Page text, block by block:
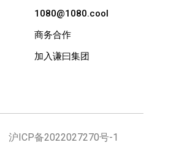
1080@1080.cool
商务合作
加入谦曰集团
沪ICP备2022027270号-1